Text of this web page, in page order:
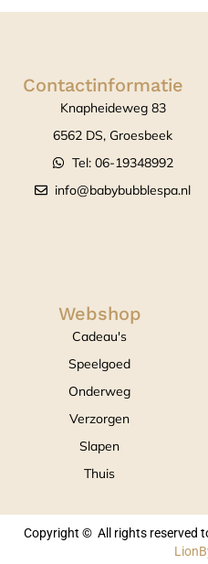
Contactinformatie
Knapheideweg 83
6562 DS, Groesbeek
Tel: 06-19348992
info@babybubblespa.nl
Webshop
Cadeau's
Speelgoed
Onderweg
Verzorgen
Slapen
Thuis
Copyright © All rights reserved